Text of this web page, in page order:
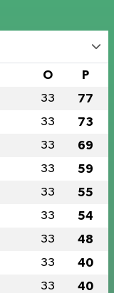
O P
33 77
33 73
33 69
33 59
33 55
33 54
33 48
33 40
33 40